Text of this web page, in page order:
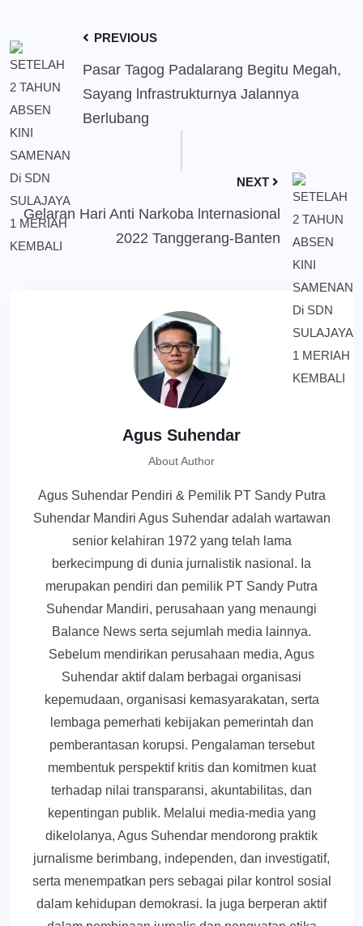
PREVIOUS
Pasar Tagog Padalarang Begitu Megah,
Sayang lnfrastrukturnya Jalannya
Berlubang
NEXT
Gelaran Hari Anti Narkoba lnternasional
2022 Tanggerang-Banten
Agus Suhendar
About Author
Agus Suhendar Pendiri & Pemilik PT Sandy Putra
Suhendar Mandiri Agus Suhendar adalah wartawan
senior kelahiran 1972 yang telah lama
berkecimpung di dunia jurnalistik nasional. Ia
merupakan pendiri dan pemilik PT Sandy Putra
Suhendar Mandiri, perusahaan yang menaungi
Balance News serta sejumlah media lainnya.
Sebelum mendirikan perusahaan media, Agus
Suhendar aktif dalam berbagai organisasi
kepemudaan, organisasi kemasyarakatan, serta
lembaga pemerhati kebijakan pemerintah dan
pemberantasan korupsi. Pengalaman tersebut
membentuk perspektif kritis dan komitmen kuat
terhadap nilai transparansi, akuntabilitas, dan
kepentingan publik. Melalui media-media yang
dikelolanya, Agus Suhendar mendorong praktik
jurnalisme berimbang, independen, dan investigatif,
serta menempatkan pers sebagai pilar kontrol sosial
dalam kehidupan demokrasi. Ia juga berperan aktif